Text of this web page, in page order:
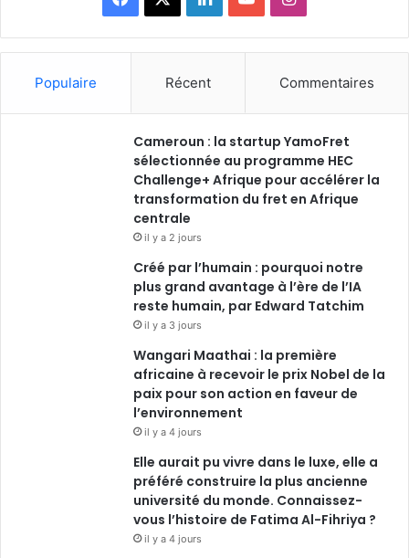
Populaire Récent Commentaires
Cameroun : la startup YamoFret
sélectionnée au programme HEC
Challenge+ Afrique pour accélérer la
transformation du fret en Afrique
centrale
il y a 2 jours
Créé par l’humain : pourquoi notre
plus grand avantage à l’ère de l’IA
reste humain, par Edward Tatchim
il y a 3 jours
Wangari Maathai : la première
africaine à recevoir le prix Nobel de la
paix pour son action en faveur de
l’environnement
il y a 4 jours
Elle aurait pu vivre dans le luxe, elle a
préféré construire la plus ancienne
université du monde. Connaissez-
vous l’histoire de Fatima Al-Fihriya ?
il y a 4 jours